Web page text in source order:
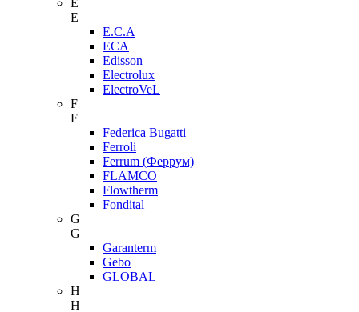
E
E
E.C.A
ECA
Edisson
Electrolux
ElectroVeL
F
F
Federica Bugatti
Ferroli
Ferrum (Феррум)
FLAMCO
Flowtherm
Fondital
G
G
Garanterm
Gebo
GLOBAL
H
H